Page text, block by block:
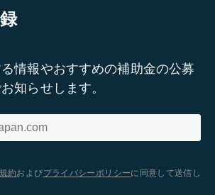
情報やおすすめの補助金の公募
知らせします。
約およびプライバシーポリシーに同意して送信し